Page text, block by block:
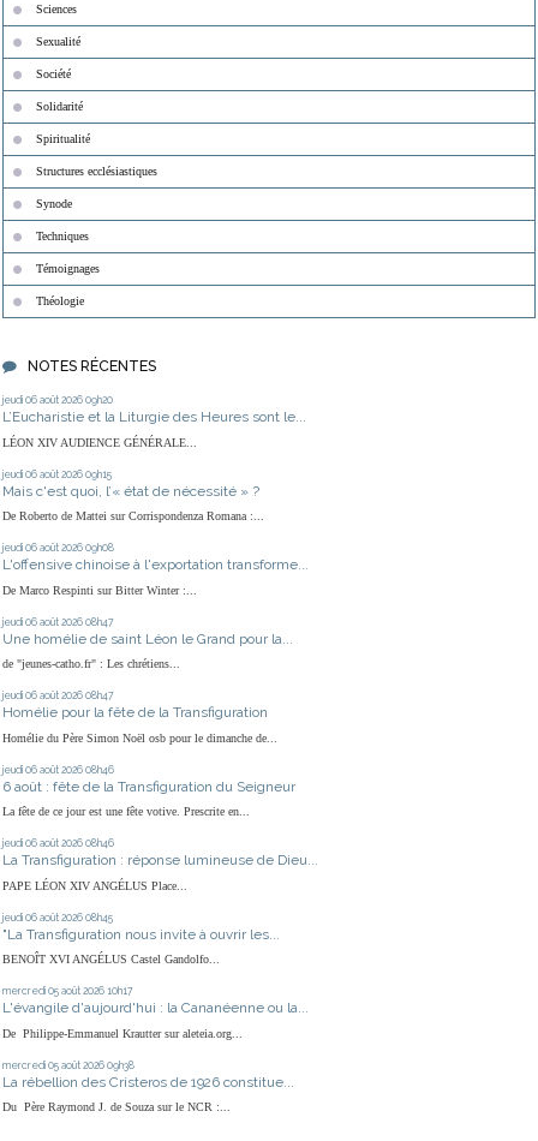
Sciences
Sexualité
Société
Solidarité
Spiritualité
Structures ecclésiastiques
Synode
Techniques
Témoignages
Théologie
NOTES RÉCENTES
jeudi 06 août 2026 09h20
L’Eucharistie et la Liturgie des Heures sont le...
LÉON XIV AUDIENCE GÉNÉRALE...
jeudi 06 août 2026 09h15
Mais c'est quoi, l’« état de nécessité » ?
De Roberto de Mattei sur Corrispondenza Romana :...
jeudi 06 août 2026 09h08
L'offensive chinoise à l'exportation transforme...
De Marco Respinti sur Bitter Winter :...
jeudi 06 août 2026 08h47
Une homélie de saint Léon le Grand pour la...
de "jeunes-catho.fr" : Les chrétiens...
jeudi 06 août 2026 08h47
Homélie pour la fête de la Transfiguration
Homélie du Père Simon Noël osb pour le dimanche de...
jeudi 06 août 2026 08h46
6 août : fête de la Transfiguration du Seigneur
La fête de ce jour est une fête votive. Prescrite en...
jeudi 06 août 2026 08h46
La Transfiguration : réponse lumineuse de Dieu...
PAPE LÉON XIV ANGÉLUS Place...
jeudi 06 août 2026 08h45
"La Transfiguration nous invite à ouvrir les...
BENOÎT XVI ANGÉLUS Castel Gandolfo...
mercredi 05 août 2026 10h17
L'évangile d'aujourd'hui : la Cananéenne ou la...
De Philippe-Emmanuel Krautter sur aleteia.org...
mercredi 05 août 2026 09h38
La rébellion des Cristeros de 1926 constitue...
Du Père Raymond J. de Souza sur le NCR :...